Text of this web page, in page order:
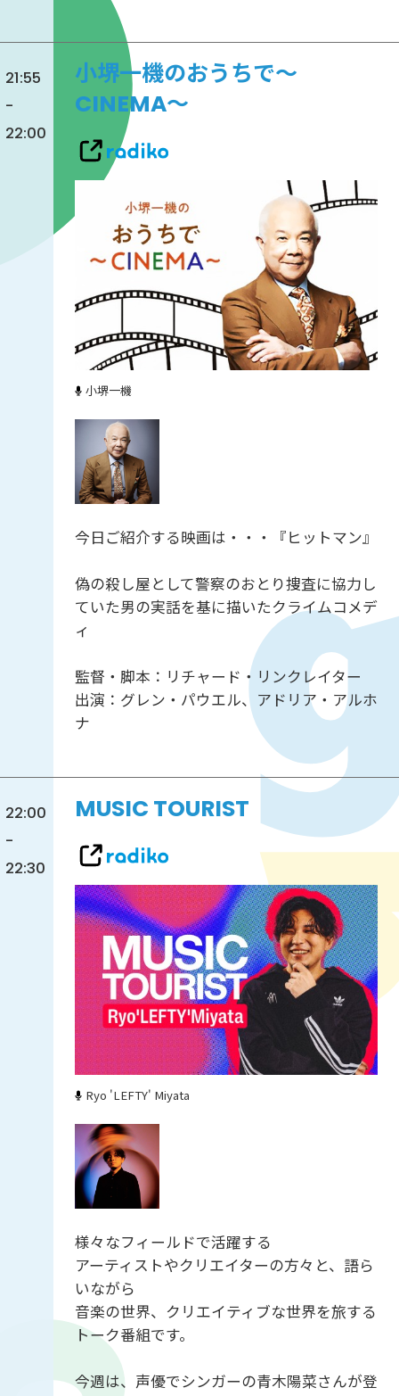
21:55
-
22:00
小堺一機のおうちで～
CINEMA～
小堺一機
今日ご紹介する映画は・・・『ヒットマン』
偽の殺し屋として警察のおとり捜査に協力し
ていた男の実話を基に描いたクライムコメデ
ィ
監督・脚本：リチャード・リンクレイター
出演：グレン・パウエル、アドリア・アルホ
ナ
22:00
-
22:30
MUSIC TOURIST
Ryo 'LEFTY' Miyata
様々なフィールドで活躍する
アーティストやクリエイターの方々と、語ら
いながら
音楽の世界、クリエイティブな世界を旅する
トーク番組です。
今週は、声優でシンガーの青木陽菜さんが登